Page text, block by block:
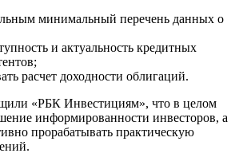
минимальный перечень данных о
и актуальность кредитных
расчет доходности облигаций.
«РБК Инвестициям», что в целом
информированности инвесторов, а
прорабатывать практическую